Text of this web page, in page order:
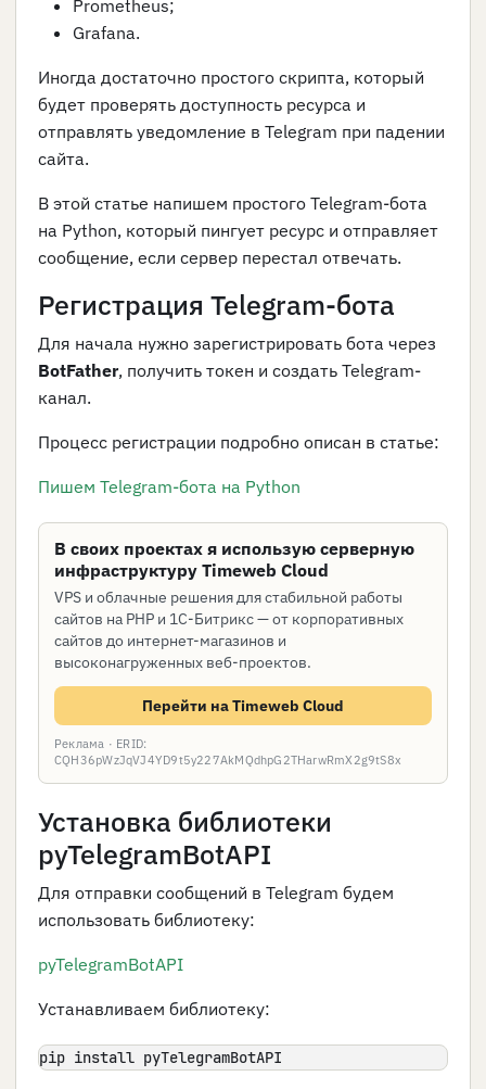
Prometheus;
Grafana.
Иногда достаточно простого скрипта, который
будет проверять доступность ресурса и
отправлять уведомление в Telegram при падении
сайта.
В этой статье напишем простого Telegram-бота
на Python, который пингует ресурс и отправляет
сообщение, если сервер перестал отвечать.
Регистрация Telegram-бота
Для начала нужно зарегистрировать бота через
BotFather, получить токен и создать Telegram-
канал.
Процесс регистрации подробно описан в статье:
Пишем Telegram-бота на Python
В своих проектах я использую серверную
инфраструктуру Timeweb Cloud
VPS и облачные решения для стабильной работы
сайтов на PHP и 1С-Битрикс — от корпоративных
сайтов до интернет-магазинов и
высоконагруженных веб-проектов.
Перейти на Timeweb Cloud
Реклама · ERID:
CQH36pWzJqVJ4YD9t5y227AkMQdhpG2THarwRmX2g9tS8x
Установка библиотеки
pyTelegramBotAPI
Для отправки сообщений в Telegram будем
использовать библиотеку:
pyTelegramBotAPI
Устанавливаем библиотеку:
pip install pyTelegramBotAPI